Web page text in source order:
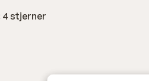
stjerner